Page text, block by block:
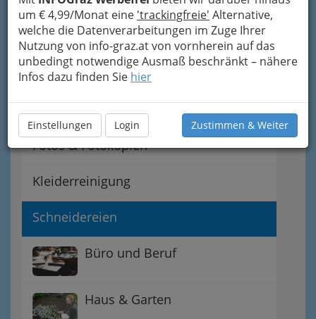
um € 4,99/Monat eine 'trackingfreie' Alternative,
welche die Datenverarbeitungen im Zuge Ihrer
Nutzung von info-graz.at von vornherein auf das
unbedingt notwendige Ausmaß beschränkt – nähere
Infos dazu finden Sie hier
Einstellungen Login Zustimmen & Weiter
Auskunfteien - Bonität?
Beratung - von
Fotos & Fotokopien
Kleiderreinigung
Schneidereien
Büro und Beruf
Haus & Garten